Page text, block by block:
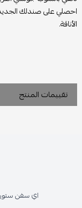
احصلي على صندلك
الأناقة.
تقييمات المنتج
اي سفن ستور